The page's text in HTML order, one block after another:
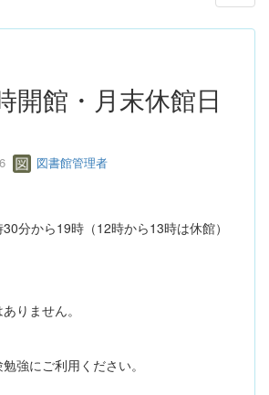
開館・月末休館日
図書館管理者
分から19時（12時から13時は休館）
りません。
強にご利用ください。